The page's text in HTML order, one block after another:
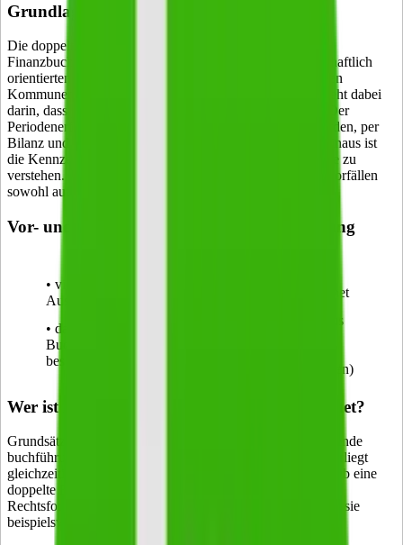
Grundlagen der doppelten Buchführung
Die doppelte Buchführung (
Finanzbuchhaltung, die heute in den meisten privatwirtschaftlich
orientierten Unternehmen vorherrschend ist. Auch in vielen
Kommunen ist sie heute Standard. Die Besonderheit besteht dabei
darin, dass jeder Geschäftsvorgang doppelt erfasst wird. Der
Periodenerfolg kann damit auf zwei Arten festgestellt werden, per
Bilanz und per
. Darüber hinaus ist
die Kennzeichnung doppelt auch auf der technischen Seite zu
verstehen. Hier steht sie für die Erfassung von Geschäftsvorfällen
sowohl auf der Soll- als auch auf der Haben-Seite.
Vor- und Nachteile der doppelten Buchführung
• viele zusätzliche
Auswertungsmöglichkeiten
• nicht für Laien geeignet
• dank vieler verschiedener
Buchhaltungsprogramme
bessere Übersicht
• Steuer muss im Voraus
unbezahlten Rechnungen)
Wer ist zur doppelten Buchführung verpflichtet?
Grundsätzlich ist jeder
und jeder Gewerbetreibende
buchführungspflichtig. Wer buchführungspflichtig ist, unterliegt
gleichzeitig auch der Pflicht zur doppelten Buchführung. Ob eine
doppelte Buchführung notwendig ist, kann auch von der
Rechtsform abhängig sein. Bei folgenden Rechtsformen ist sie
beispielsweise verpflichtend: